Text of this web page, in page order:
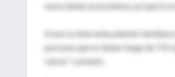
nunca tienen un problema, así que no
Si uno no tiene antecedentes
personas que no tienen riesgo de
cáncer", comentó.